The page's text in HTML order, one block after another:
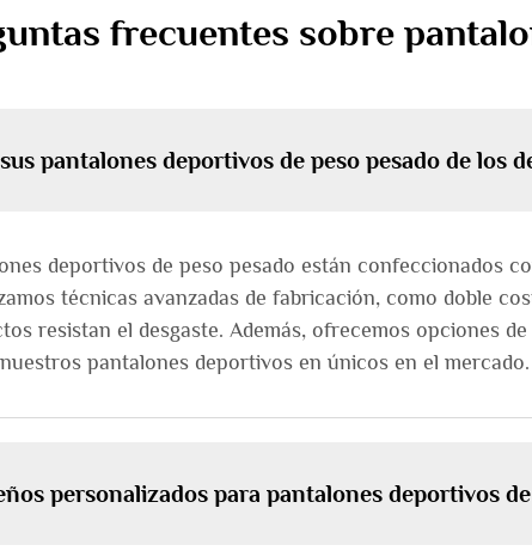
frecuentes sobre
pantalones deportivos de peso pesado de los
deportivos de peso pesado están confeccionados
técnicas avanzadas de fabricación, como doble
resistan el desgaste. Además, ofrecemos opciones
pantalones deportivos en únicos en el mercado.
personalizados para pantalones deportivos